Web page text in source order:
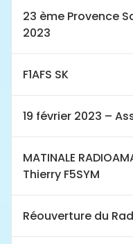
23 ème Provence
2023
F1AFS SK
19 février 2023 –
MATINALE
Thierry F5SYM
Réouverture du